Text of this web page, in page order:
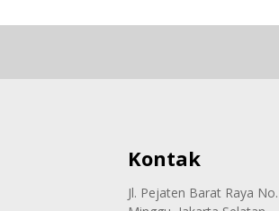
Kontak
Jl. Pejaten Barat Raya